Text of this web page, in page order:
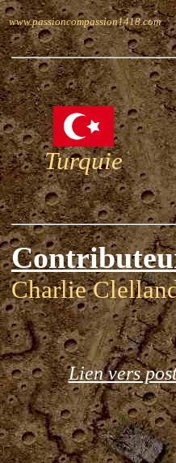
www.passioncompassion1418.com
Turquie
Charlie
Lien vers